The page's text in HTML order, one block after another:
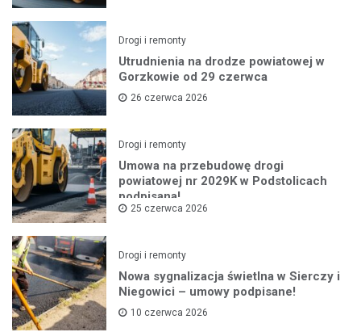
Drogi i remonty
Utrudnienia na drodze powiatowej w
Gorzkowie od 29 czerwca
26 czerwca 2026
Drogi i remonty
Umowa na przebudowę drogi
powiatowej nr 2029K w Podstolicach
podpisana!
25 czerwca 2026
Drogi i remonty
Nowa sygnalizacja świetlna w Sierczy i
Niegowici – umowy podpisane!
10 czerwca 2026